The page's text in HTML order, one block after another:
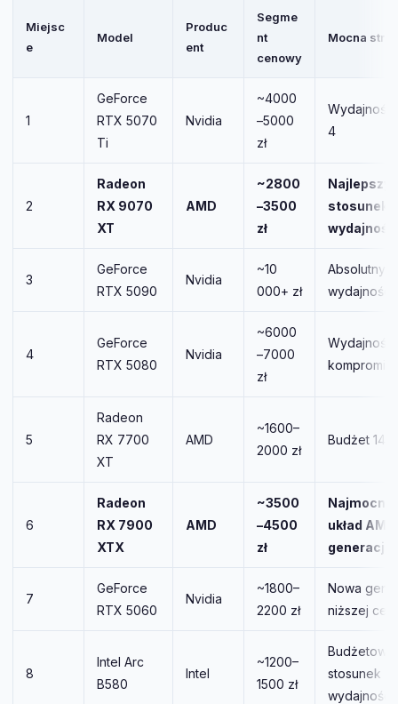
Miejsc
e
Model
Produc
ent
Segme
nt
cenowy
Mocna
1
GeForce
RTX 5070
Ti
Nvidia
~4000
–5000
zł
Wydajność
4
2
Radeon
RX 9070
XT
AMD
~2800
–3500
zł
Najlepszy
stosunek
3
GeForce
RTX 5090
Nvidia
~10
000+ zł
Absolutny
wydajności
4
GeForce
RTX 5080
Nvidia
~6000
–7000
zł
Wydajność
5
Radeon
RX 7700
XT
AMD
~1600–
2000 zł
Budżet
6
Radeon
RX 7900
XTX
AMD
~3500
–4500
zł
układ AMD
generacji
7
GeForce
RTX 5060
Nvidia
~1800–
2200 zł
Nowa
niższej
8
Intel Arc
B580
Intel
~1200–
1500 zł
Budżetowy
stosunek
wydajności